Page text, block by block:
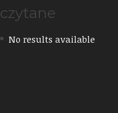
czytane
No results available